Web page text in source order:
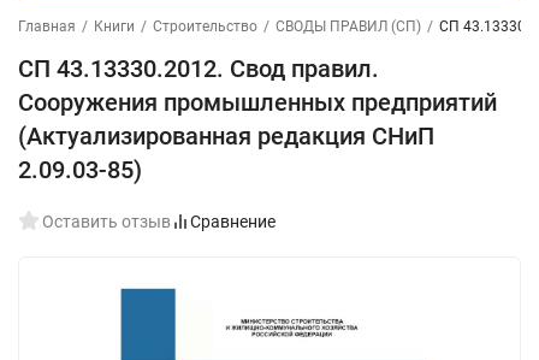
Главная / Книги / Строительство / СВОДЫ ПРАВИЛ (СП) / СП
СП 43.13330.2012. Свод правил.
Сооружения промышленных предприятий
(Актуализированная редакция СНиП
2.09.03-85)
Оставить отзыв Сравнение